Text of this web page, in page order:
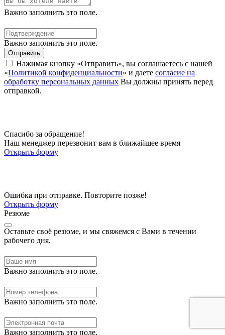
Важно заполнить это поле.
Важно заполнить это поле.
Отправить
Нажимая кнопку «Отправить», вы соглашаетесь с нашей
«Политикой конфиденциальности» и даете согласие на
обработку персональных данных Вы должны принять перед
отправкой.
Спасибо за обращение!
Наш менеджер перезвонит вам в ближайшее время
Открыть форму
Ошибка при отправке. Повторите позже!
Открыть форму
Резюме
Оставьте своё резюме, и мы свяжемся с Вами в течении
рабочего дня.
Важно заполнить это поле.
Важно заполнить это поле.
Важно заполнить это поле.